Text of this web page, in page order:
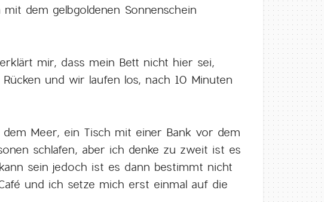
dem gelbgoldenen Sonnenschein
mir, dass mein Bett nicht hier sei,
und wir laufen los, nach 10 Minuten
Meer, ein Tisch mit einer Bank vor dem
schlafen, aber ich denke zu zweit ist es
sein jedoch ist es dann bestimmt nicht
und ich setze mich erst einmal auf die